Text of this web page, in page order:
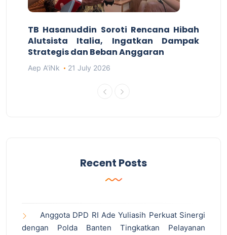
TB Hasanuddin Soroti Rencana Hibah
Alutsista Italia, Ingatkan Dampak
Strategis dan Beban Anggaran
Aep A'iNk 21 July 2026
Recent Posts
Anggota DPD RI Ade Yuliasih Perkuat Sinergi
dengan Polda Banten Tingkatkan Pelayanan